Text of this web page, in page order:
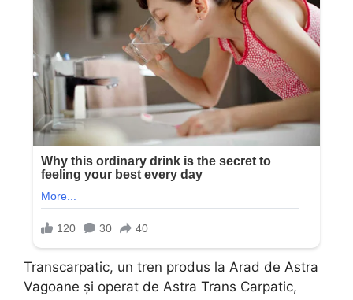
Transcarpatic, un tren produs la Arad de Astra
Vagoane şi operat de Astra Trans Carpatic,